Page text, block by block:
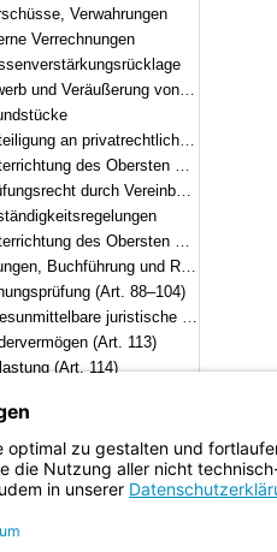
Verwahrungen
Verrechnungen
von Vermögensgegenständen
an privatrechtlichen Unternehmen
Obersten Rechnungshofs bei Mehrheitsbeteiligungen
durch Vereinbarung
Obersten Rechnungshofs bei Beteiligungen
und Rechnungslegung (Art. 70–87)
(Art. 88–104)
Personen des öffentlichen Rechts (Art. 105–112)
(Art. 113)
(Art. 114)